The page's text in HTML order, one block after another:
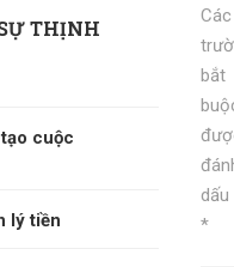
THỊNH
cuộc
lý tiền
Các
bắt
dấu
*